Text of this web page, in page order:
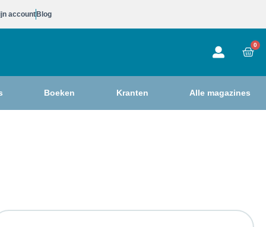
account Blog
0
Boeken Kranten Alle magazines